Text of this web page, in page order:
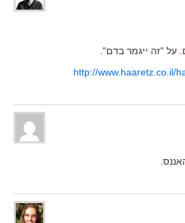
על "זה ייגמר בדם".
http://www.haaretz.co.il/